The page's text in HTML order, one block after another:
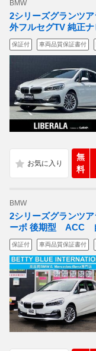
BMW
2シリーズグランツ
外フルセグTV 純正
保証付 車両品質保証書付
無
料
BMW
2シリーズグランツ
ーボ 後期型 ACC
保証付 車両品質保証書付